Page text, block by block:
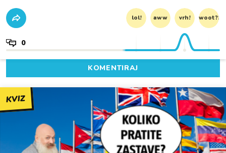
lol! aww vrh! woot?!
0
KOMENTIRAJ
KVIZ